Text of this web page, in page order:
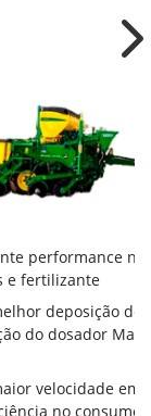
performance
e fertilizante
deposição de
do dosador
velocidade em
no consumo